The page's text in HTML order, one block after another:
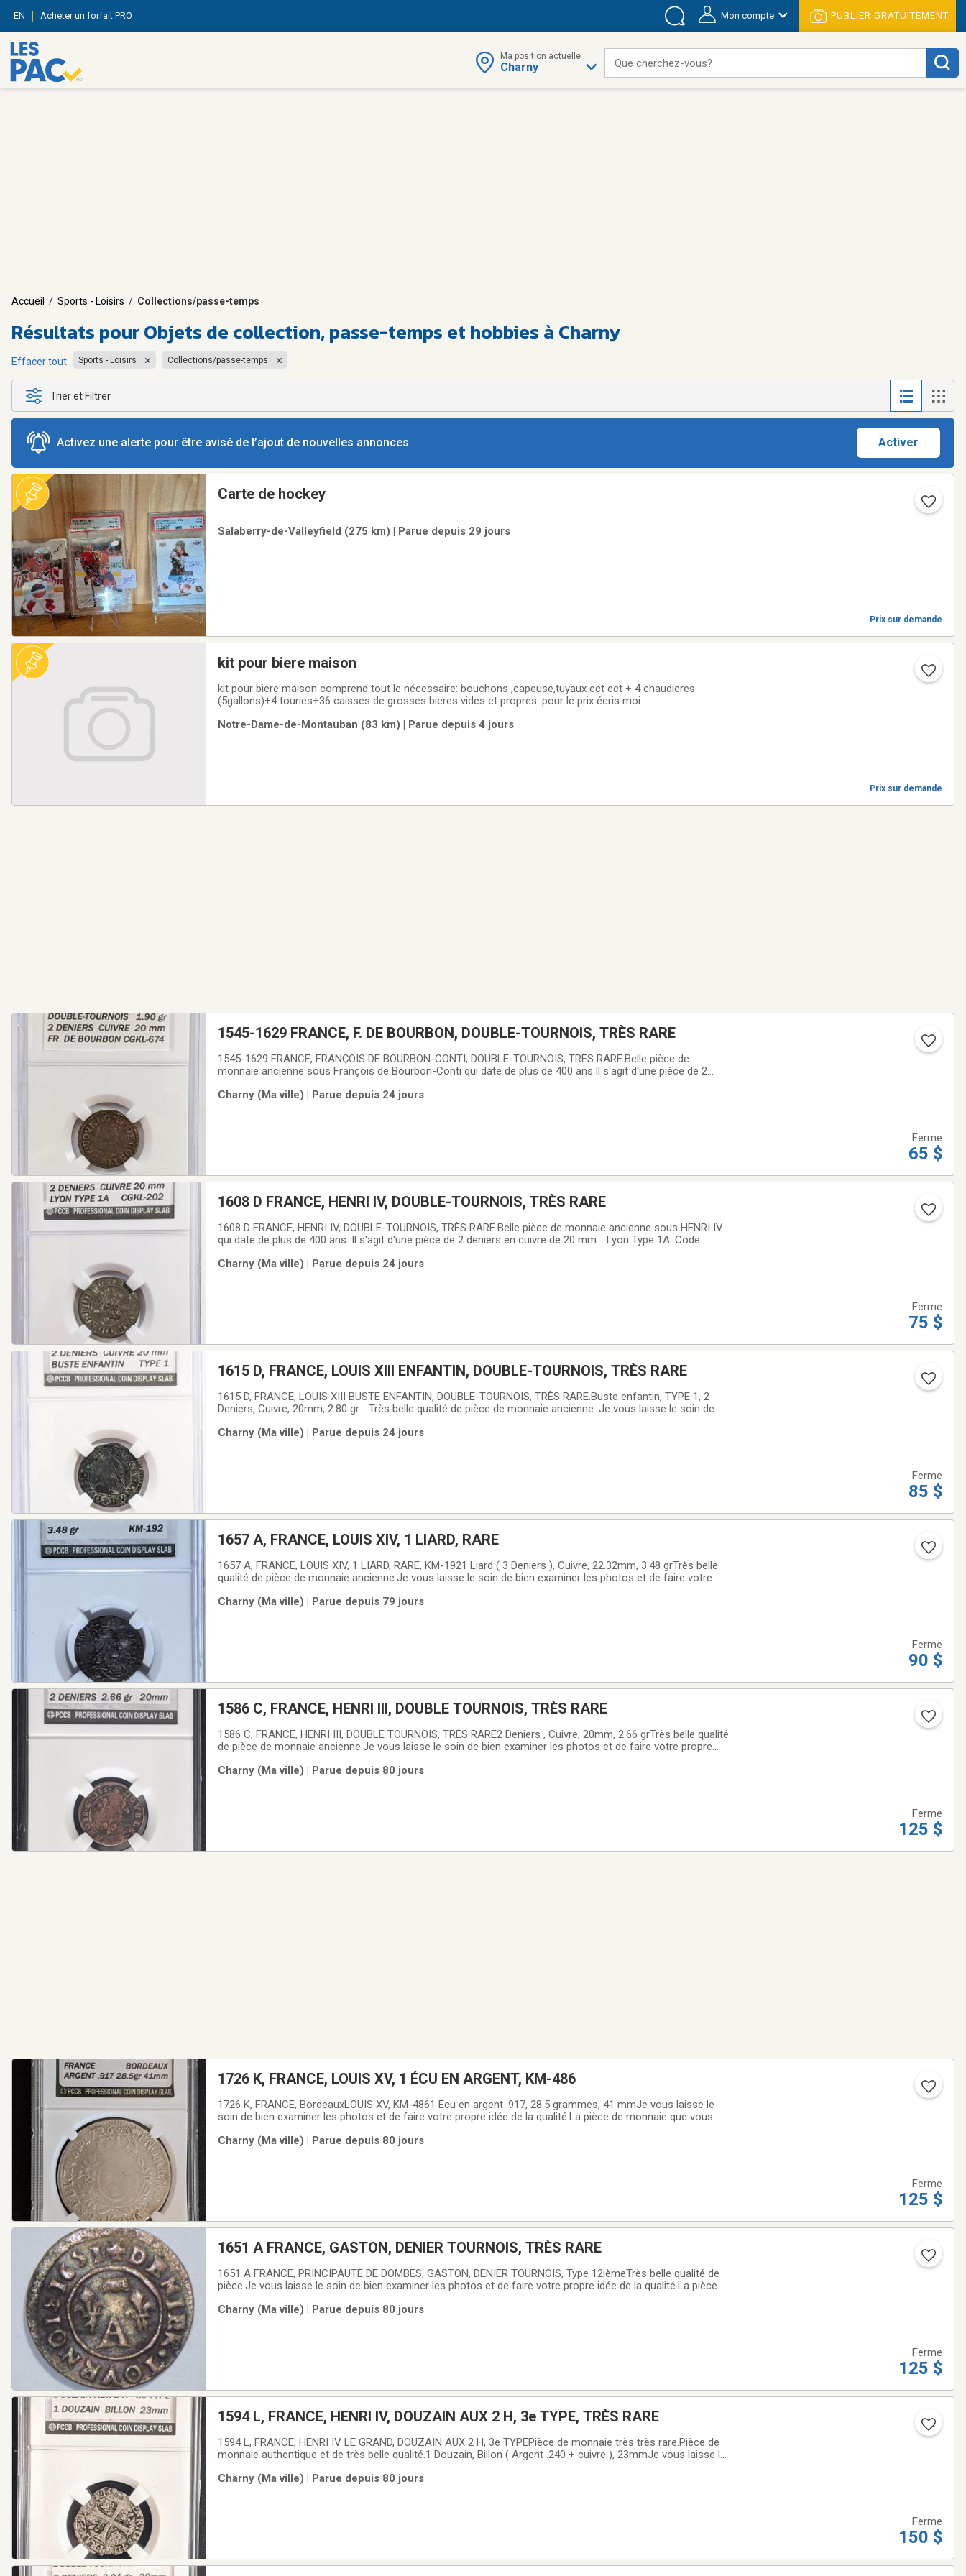
EN Acheter un forfait PRO Mon compte PUBLIER GRATUITEMENT
Ma position actuelle
Charny Que cherchez-vous?
Accueil / Sports - Loisirs / Collections/passe-temps
Résultats pourObjets de collection, passe-temps et hobbies à Charny
Effacer tout Sports - Loisirs Collections/passe-temps
Trier et Filtrer
Activez une alerte pour être avisé de l’ajout de nouvelles annonces Activer
Carte de hockey
Salaberry-de-Valleyfield (275 km) | Parue depuis 29 jours
Prix sur demande
kit pour biere maison
kit pour biere maison comprend tout le nécessaire: bouchons ,capeuse,tuyaux ect ect + 4 chaudieres
(5gallons)+4 touries+36 caisses de grosses bieres vides et propres .pour le prix écris moi.
Notre-Dame-de-Montauban (83 km) | Parue depuis 4 jours
Prix sur demande
1545-1629 FRANCE, F. DE BOURBON, DOUBLE-TOURNOIS, TRÈS RARE
1545-1629 FRANCE, FRANÇOIS DE BOURBON-CONTI, DOUBLE-TOURNOIS, TRÈS RARE.Belle pièce de
monnaie ancienne sous François de Bourbon-Conti qui date de plus de 400 ans.Il s'agit d'une pièce de 2
examiner les photos et de faire votre propre idée
Charny (Ma ville) | Parue depuis 24 jours
Ferme
65 $
1608 D FRANCE, HENRI IV, DOUBLE-TOURNOIS, TRÈS RARE
1608 D FRANCE, HENRI IV, DOUBLE-TOURNOIS, TRÈS RARE.Belle pièce de monnaie ancienne sous HENRI IV
qui date de plus de 400 ans. Il s'agit d'une pièce de 2 deniers en cuivre de 20 mm. . Lyon Type 1A. Code
de la qualité. La pièce de monnaie
Charny (Ma ville) | Parue depuis 24 jours
Ferme
75 $
1615 D, FRANCE, LOUIS XIII ENFANTIN, DOUBLE-TOURNOIS, TRÈS RARE
1615 D, FRANCE, LOUIS XIII BUSTE ENFANTIN, DOUBLE-TOURNOIS, TRÈS RARE.Buste enfantin, TYPE 1, 2
Deniers, Cuivre, 20mm, 2.80 gr. . Très belle qualité de pièce de monnaie ancienne. Je vous laisse le soin de
est celle de la photo. Pièce de
Charny (Ma ville) | Parue depuis 24 jours
Ferme
85 $
1657 A, FRANCE, LOUIS XIV, 1 LIARD, RARE
1657 A, FRANCE, LOUIS XIV, 1 LIARD, RARE, KM-1921 Liard ( 3 Deniers ), Cuivre, 22.32mm, 3.48 grTrès belle
qualité de pièce de monnaie ancienne.Je vous laisse le soin de bien examiner les photos et de faire votre
authentique, de très belle qualité
Charny (Ma ville) | Parue depuis 79 jours
Ferme
90 $
1586 C, FRANCE, HENRI III, DOUBLE TOURNOIS, TRÈS RARE
1586 C, FRANCE, HENRI III, DOUBLE TOURNOIS, TRÈS RARE2 Deniers , Cuivre, 20mm, 2.66 grTrès belle qualité
de pièce de monnaie ancienne.Je vous laisse le soin de bien examiner les photos et de faire votre propre
de très belle qualité et très
Charny (Ma ville) | Parue depuis 80 jours
Ferme
125 $
1726 K, FRANCE, LOUIS XV, 1 ÉCU EN ARGENT, KM-486
1726 K, FRANCE, BordeauxLOUIS XV, KM-4861 Écu en argent .917, 28.5 grammes, 41 mmJe vous laisse le
soin de bien examiner les photos et de faire votre propre idée de la qualité.La pièce de monnaie que vous
Paypal.Livraison possible à vos frais.
Charny (Ma ville) | Parue depuis 80 jours
Ferme
125 $
1651 A FRANCE, GASTON, DENIER TOURNOIS, TRÈS RARE
1651 A FRANCE, PRINCIPAUTÉ DE DOMBES, GASTON, DENIER TOURNOIS, Type 12ièmeTrès belle qualité de
pièce.Je vous laisse le soin de bien examiner les photos et de faire votre propre idée de la qualité.La pièce
très rare.1 Denier , Cuivre, 16mm,
Charny (Ma ville) | Parue depuis 80 jours
Ferme
125 $
1594 L, FRANCE, HENRI IV, DOUZAIN AUX 2 H, 3e TYPE, TRÈS RARE
1594 L, FRANCE, HENRI IV LE GRAND, DOUZAIN AUX 2 H, 3e TYPEPièce de monnaie très très rare.Pièce de
monnaie authentique et de très belle qualité.1 Douzain, Billon ( Argent .240 + cuivre ), 23mmJe vous laisse le
recevrez est celle de la
Charny (Ma ville) | Parue depuis 80 jours
Ferme
150 $